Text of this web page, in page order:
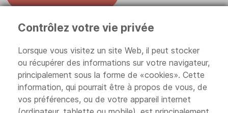
Politique de confidentialité
Contrôlez votre vie privée
Lorsque vous visitez un site Web, il peut stocker
ou récupérer des informations sur votre navigateur,
principalement sous la forme de «cookies». Cette
information, qui pourrait être à propos de vous, de
vos préférences, ou de votre appareil internet